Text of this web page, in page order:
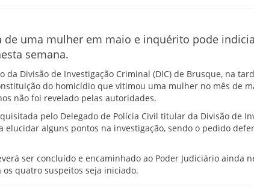
de uma mulher em maio e inquérito pode
semana.
da Divisão de Investigação Criminal (DIC) de Brusque, na
do homicídio que vitimou uma mulher no mês de
não foi revelado pelas autoridades.
pelo Delegado de Polícia Civil titular da Divisão de
elucidar alguns pontos na investigação, sendo o pedido
ser concluído e encaminhado ao Poder Judiciário ainda
quatro suspeitos seja iniciado.